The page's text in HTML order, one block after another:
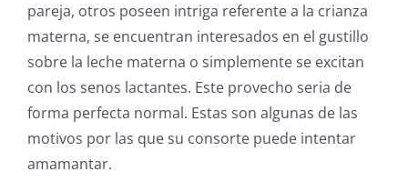
pareja, otros poseen intriga referente a la crianza
materna, se encuentran interesados en el gustillo
sobre la leche materna o simplemente se excitan
con los senos lactantes. Este provecho seria de
forma perfecta normal. Estas son algunas de las
motivos por las que su consorte puede intentar
amamantar.